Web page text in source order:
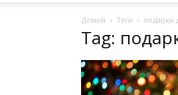
Домой Теги подарки
Tag: